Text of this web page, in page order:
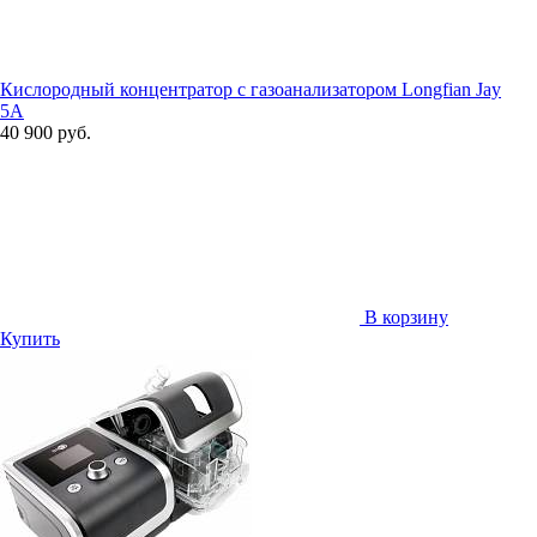
Кислородный концентратор с газоанализатором Longfian Jay
5A
40 900 руб.
В корзину
Купить